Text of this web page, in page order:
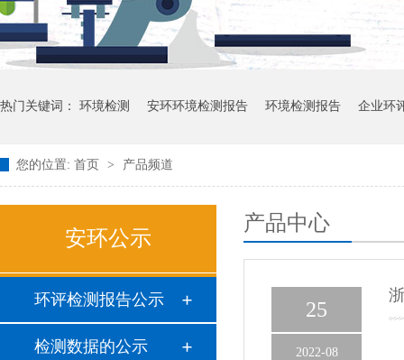
热门关键词： 环境检测 安环环境检测报告 环境检测报告 企业环
您的位置: 首页 > 产品频道
安环公示
环评检测报告公示
检测数据的公示
产品中心
25
2022-08